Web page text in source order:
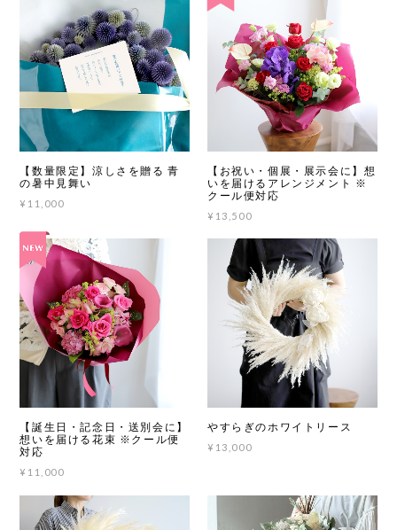
【数量限定】涼しさを贈る 青
の暑中見舞い
¥11,000
【お祝い・個展・展示会に】想
いを届けるアレンジメント ※
クール便対応
¥13,500
【誕生日・記念日・送別会に】
想いを届ける花束 ※クール便
対応
¥11,000
やすらぎのホワイトリース
¥13,000